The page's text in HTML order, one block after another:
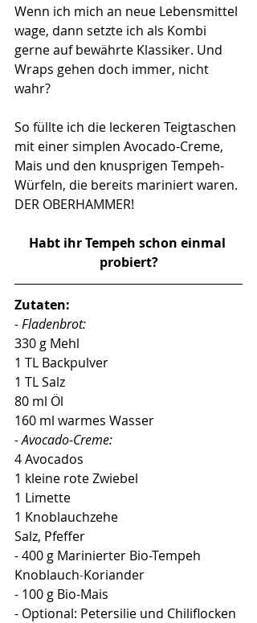
Wenn ich mich an neue Lebensmittel
wage, dann setzte ich als Kombi
gerne auf bewährte Klassiker. Und
Wraps gehen doch immer, nicht
wahr?
So füllte ich die leckeren Teigtaschen
mit einer simplen Avocado-Creme,
Mais und den knusprigen Tempeh-
Würfeln, die bereits mariniert waren.
DER OBERHAMMER!
Habt ihr Tempeh schon einmal
probiert?
Zutaten:
- Fladenbrot:
330 g Mehl
1 TL Backpulver
1 TL Salz
80 ml Öl
160 ml warmes Wasser
- Avocado-Creme:
4 Avocados
1 kleine rote Zwiebel
1 Limette
1 Knoblauchzehe
Salz, Pfeffer
- 400 g Marinierter Bio-Tempeh
Knoblauch-Koriander
- 100 g Bio-Mais
- Optional: Petersilie und Chiliflocken